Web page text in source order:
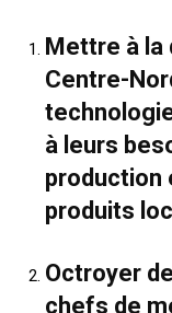
Mettre à
Centre-
à leurs
production
produits
Octroyer
chefs de